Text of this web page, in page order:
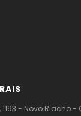
- Novo Riacho